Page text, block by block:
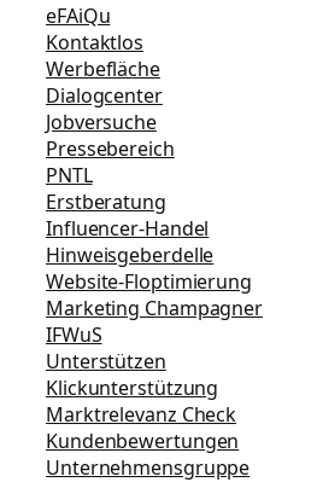
eFAiQu
Kontaktlos
Werbefläche
Dialogcenter
Jobversuche
Pressebereich
PNTL
Erstberatung
Influencer-Handel
Hinweisgeberdelle
Website-Floptimierung
Marketing Champagner
IFWuS
Unterstützen
Klickunterstützung
Marktrelevanz Check
Kundenbewertungen
Unternehmensgruppe